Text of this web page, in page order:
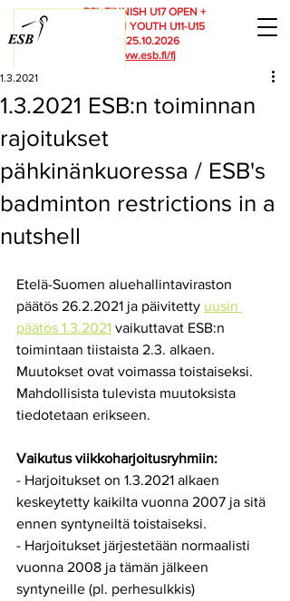
RSL FINNISH U17 OPEN +
FINNISH YOUTH U11-U15
23.-25.10.2026
www.esb.fi/fj
1.3.2021 ESB:n toiminnan
rajoitukset
pähkinänkuoressa / ESB's
badminton restrictions in a
nutshell
1.3.2021
Etelä-Suomen aluehallintaviraston
päätös 26.2.2021 ja päivitetty uusin
päätös 1.3.2021 vaikuttavat ESB:n
toimintaan tiistaista 2.3. alkaen.
Muutokset ovat voimassa toistaiseksi.
Mahdollisista tulevista muutoksista
tiedotetaan erikseen.
Vaikutus viikkoharjoitusryhmiin:
- Harjoitukset on 1.3.2021 alkaen
keskeytetty kaikilta vuonna 2007 ja sitä
ennen syntyneiltä toistaiseksi.
- Harjoitukset järjestetään normaalisti
vuonna 2008 ja tämän jälkeen
syntyneille (pl. perhesulkkis)